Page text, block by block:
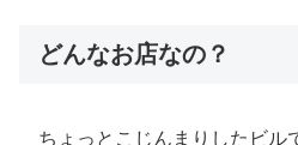
どんなお店なの？
ちょっとこじんまりしたビル